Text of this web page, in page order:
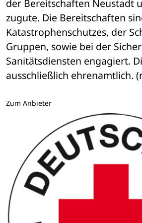
der Bereitschaften Neustadt
zugute. Die Bereitschaften
Katastrophenschutzes, der
Gruppen, sowie bei der
Sanitätsdiensten engagiert.
ausschließlich ehrenamtlich.
Zum Anbieter